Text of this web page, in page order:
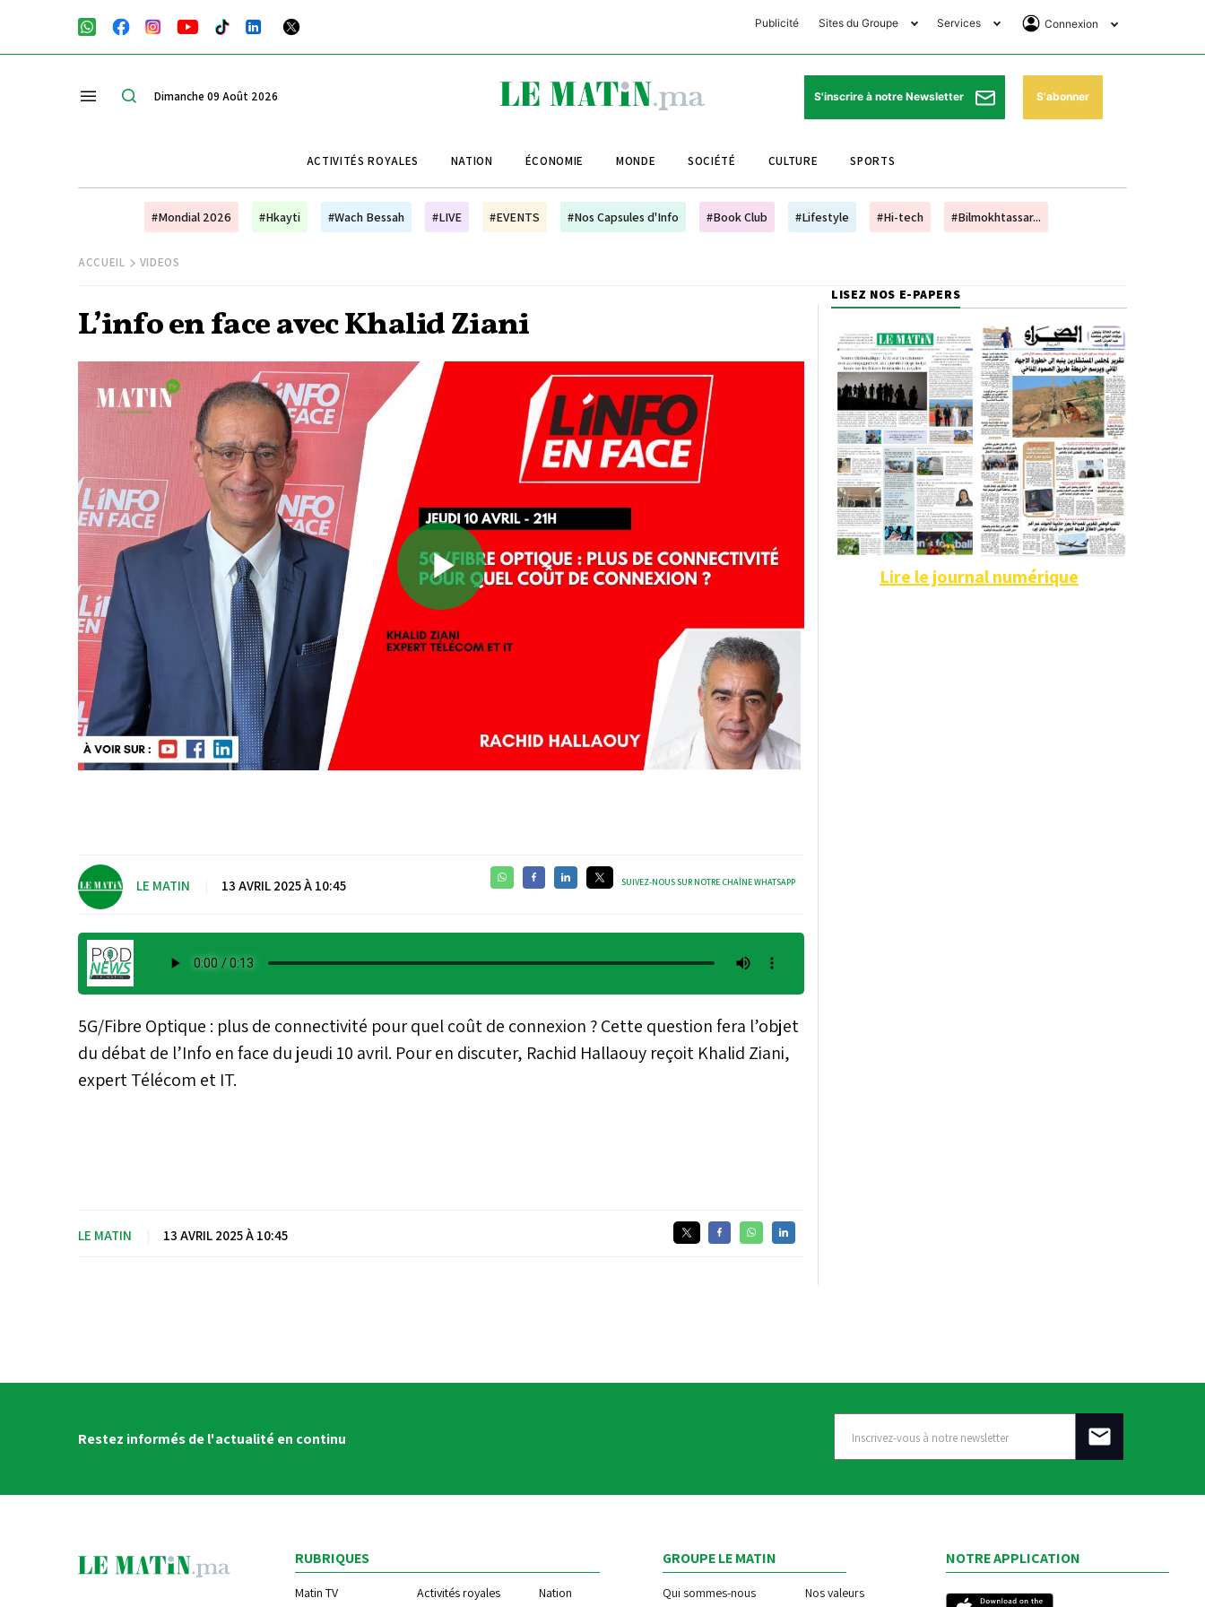
Publicité Sites du Groupe
Club Avantages
Le Matin Sports
Le Matin Store
Le Matin Annonces
Morocco Today Forum
Bookclub
Services
Horaires de prières
Pharmacies de garde
Programme TV
Cinéma
Connexion
Se Connecter
Abonnement
Dimanche 09 Août 2026 S'inscrire à notre Newsletter S'abonner
ACTIVITÉS ROYALES NATION ÉCONOMIE MONDE SOCIÉTÉ CULTURE SPORTS
#Mondial 2026 #Hkayti #Wach Bessah #LIVE #EVENTS #Nos Capsules d'Info #Book Club #Lifestyle #Hi-tech #Bilmokhtassar...
ACCUEIL VIDEOS
L’info en face avec Khalid Ziani
Play
LE MATIN 13 AVRIL 2025 À 10:45 SUIVEZ-NOUS SUR NOTRE CHAÎNE WHATSAPP
5G/Fibre Optique : plus de connectivité pour quel coût de connexion ? Cette question fera l’objet
du débat de l’Info en face du jeudi 10 avril. Pour en discuter, Rachid Hallaouy reçoit Khalid Ziani,
expert Télécom et IT.
LE MATIN 13 AVRIL 2025 À 10:45
LISEZ NOS E-PAPERS
Lire le journal numérique
Restez informés de l'actualité en continu
RUBRIQUES
Matin TV Activités royales Nation
GROUPE LE MATIN
Qui sommes-nous Nos valeurs
NOTRE APPLICATION